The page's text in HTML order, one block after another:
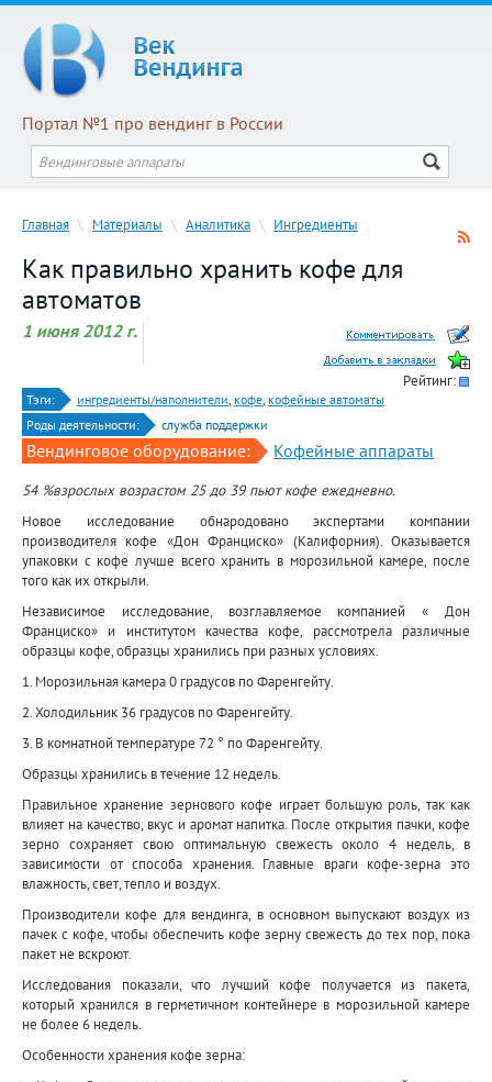
Портал №1 про вендинг в России
Главная \ Материалы \ Аналитика \ Ингредиенты
Как правильно хранить кофе для
автоматов
1 июня 2012 г.
Рейтинг:
Тэги: ингредиенты/наполнители, кофе, кофейные автоматы
Роды деятельности:
служба поддержки
Вендинговое оборудование: Кофейные аппараты
54 %взрослых возрастом 25 до 39 пьют кофе ежедневно.
Новое исследование обнародовано экспертами компании
производителя кофе «Дон Франциско» (Калифорния). Оказывается
упаковки с кофе лучше всего хранить в морозильной камере, после
того как их открыли.
Независимое исследование, возглавляемое компанией « Дон
Франциско» и институтом качества кофе, рассмотрела различные
образцы кофе, образцы хранились при разных условиях.
1. Морозильная камера 0 градусов по Фаренгейту.
2. Холодильник 36 градусов по Фаренгейту.
3. В комнатной температуре 72 ° по Фаренгейту.
Образцы хранились в течение 12 недель.
Правильное хранение зернового кофе играет большую роль, так как
влияет на качество, вкус и аромат напитка. После открытия пачки, кофе
зерно сохраняет свою оптимальную свежесть около 4 недель, в
зависимости от способа хранения. Главные враги кофе-зерна это
влажность, свет, тепло и воздух.
Производители кофе для вендинга, в основном выпускают воздух из
пачек с кофе, чтобы обеспечить кофе зерну свежесть до тех пор, пока
пакет не вскроют.
Исследования показали, что лучший кофе получается из пакета,
который хранился в герметичном контейнере в морозильной камере
не более 6 недель.
Особенности хранения кофе зерна: